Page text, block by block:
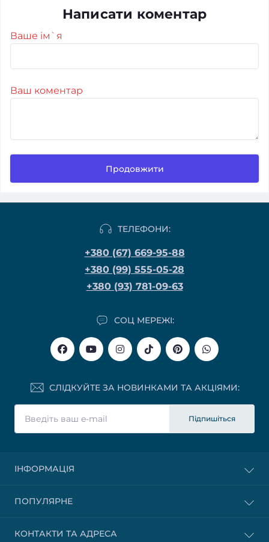
Написати коментар
Ваше ім`я
Ваш коментар
Продовжити
ТЕЛЕФОНИ:
+380 (67) 669-95-88
+380 (99) 555-05-28
+380 (93) 781-09-63
СОЦ МЕРЕЖІ:
СЛІДКУЙТЕ ЗА НОВИНКАМИ ТА АКЦІЯМИ:
Підпишіться
ІНФОРМАЦІЯ
ПОПУЛЯРНЕ
КОНТАКТИ ТА АДРЕСА